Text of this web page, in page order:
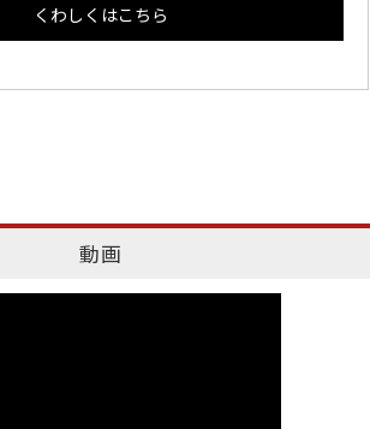
くわしくはこちら
動画